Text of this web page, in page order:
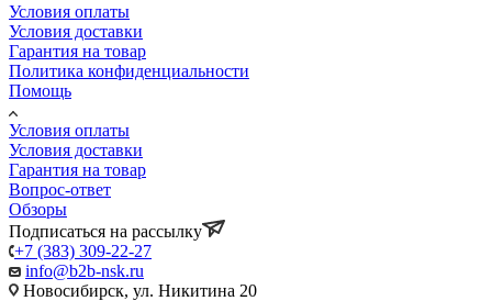
Условия оплаты
Условия доставки
Гарантия на товар
Политика конфиденциальности
Помощь
Условия оплаты
Условия доставки
Гарантия на товар
Вопрос-ответ
Обзоры
Подписаться на рассылку
+7 (383) 309-22-27
info@b2b-nsk.ru
Новосибирск, ул. Никитина 20